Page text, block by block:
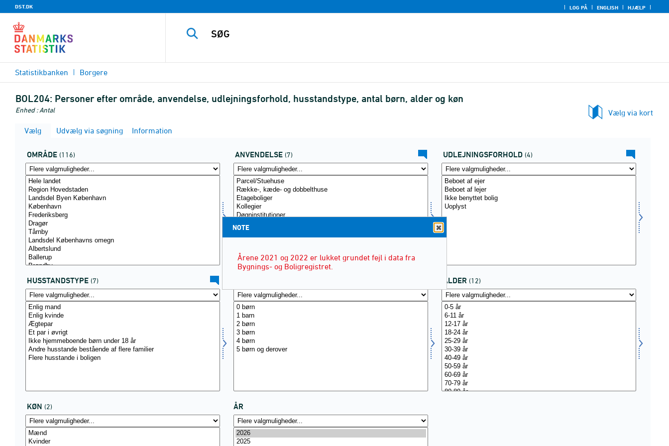
DST.DK LOG PÅ ENGLISH HJÆLP
Statistikbanken Borgere
BOL204: Personer efter område, anvendelse, udlejningsforhold, husstandstype, antal børn, alder og køn
Enhed : Antal
Vælg via kort
Vælg
Udvælg via søgning Information
OMRÅDE (116) ANVENDELSE (7) UDLEJNINGSFORHOLD (4)
HUSSTANDSTYPE (7) ALDER (12)
KØN (2) ÅR
NOTE
Årene 2021 og 2022 er lukket grundet fejl i data fra
Bygnings- og Boligregistret.